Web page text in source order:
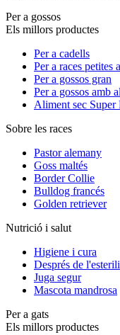
Per a gossos
Els millors productes
Per a cadells
Per a races petites
Per a gossos gran
Per a gossos amb
Aliment sec Super
Sobre les races
Pastor alemany
Goss maltés
Border Collie
Bulldog francés
Golden retriever
Nutrició i salut
Higiene i cura
Després de
Juga segur
Mascota mandrosa
Per a gats
Els millors productes